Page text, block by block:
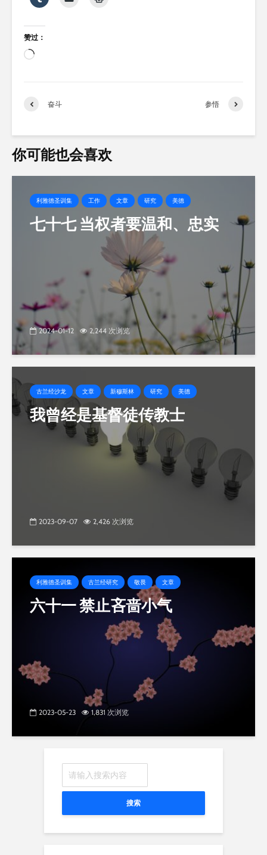
赞过：
正
奋斗 参悟
你可能也会喜欢
利雅德圣训集 工作 文章 研究 美德
七十七 当权者要温和、忠实
2024-01-12 2,244 次浏览
古兰经沙龙 文章 新穆斯林 研究 美德
我曾经是基督徒传教士
2023-09-07 2,426 次浏览
利雅德圣训集 古兰经研究 敬畏 文章
六十一 禁止吝啬小气
2023-05-23 1,831 次浏览
搜索